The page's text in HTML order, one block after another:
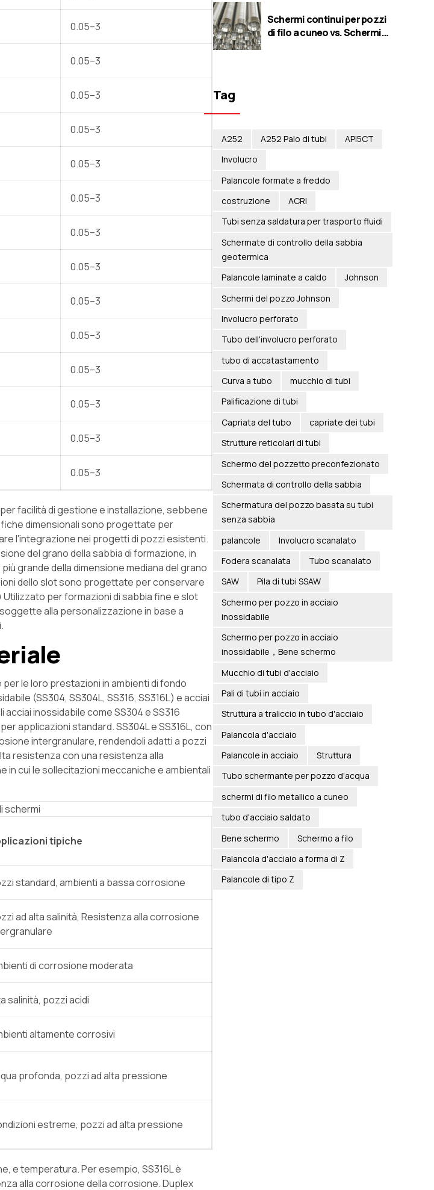
0.05–3
0.05–3
0.05–3
0.05–3
0.05–3
0.05–3
0.05–3
0.05–3
0.05–3
0.05–3
0.05–3
0.05–3
0.05–3
0.05–3
facilità di gestione e installazione, sebbene
dimensionali sono progettate per
l'integrazione nei progetti di pozzi esistenti.
del grano della sabbia di formazione, in
grande della dimensione mediana del grano
dello slot sono progettate per conservare
per formazioni di sabbia fine e slot
alla personalizzazione in base a
le loro prestazioni in ambienti di fondo
(SS304, SS304L, SS316, SS316L) e acciai
inossidabile come SS304 e SS316
applicazioni standard. SS304L e SS316L, con
intergranulare, rendendoli adatti a pozzi
resistenza con una resistenza alla
cui le sollecitazioni meccaniche e ambientali
schermi
tipiche
standard, ambienti a bassa corrosione
ad alta salinità, Resistenza alla corrosione
di corrosione moderata
salinità, pozzi acidi
altamente corrosivi
profonda, pozzi ad alta pressione
estreme, pozzi ad alta pressione
e temperatura. Per esempio, SS316L è
alla corrosione della corrosione. Duplex
Schermi continui per pozzi
di filo a cuneo vs. Schermi
Tag
A252 A252 Palo di tubi
API5CT
Involucro
Palancole formate a freddo
costruzione
ACRI
Tubi senza saldatura per trasporto fluidi
Schermate di controllo della sabbia
geotermica
Palancole laminate a caldo
Johnson
Schermi del pozzo Johnson
Involucro perforato
Tubo dell'involucro perforato
tubo di accatastamento
Curva a tubo
mucchio di tubi
Palificazione di tubi
Capriata del tubo
capriate dei tubi
Strutture reticolari di tubi
Schermo del pozzetto preconfezionato
Schermata di controllo della sabbia
Schermatura del pozzo basata su tubi
senza sabbia
palancole
Involucro scanalato
Fodera scanalata
Tubo scanalato
SAW
Pila di tubi SSAW
Schermo per pozzo in acciaio
inossidabile
Schermo per pozzo in acciaio
inossidabile，Bene schermo
Mucchio di tubi d'acciaio
Pali di tubi in acciaio
Struttura a traliccio in tubo d'acciaio
Palancola d'acciaio
Palancole in acciaio
Struttura
Tubo schermante per pozzo d'acqua
schermi di filo metallico a cuneo
tubo d'acciaio saldato
Bene schermo
Schermo a filo
Palancola d'acciaio a forma di Z
Palancole di tipo Z